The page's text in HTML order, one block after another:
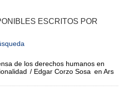
ESCRITOS POR
de los derechos humanos en
/ Edgar Corzo Sosa en Ars